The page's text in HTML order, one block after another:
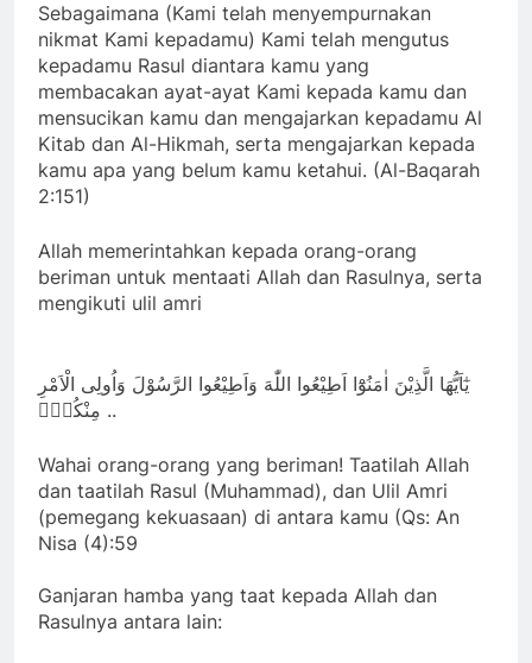
Sebagaimana (Kami telah menyempurnakan
nikmat Kami kepadamu) Kami telah mengutus
kepadamu Rasul diantara kamu yang
membacakan ayat-ayat Kami kepada kamu dan
mensucikan kamu dan mengajarkan kepadamu Al
Kitab dan Al-Hikmah, serta mengajarkan kepada
kamu apa yang belum kamu ketahui. (Al-Baqarah
2:151)
Allah memerintahkan kepada orang-orang
beriman untuk mentaati Allah dan Rasulnya, serta
mengikuti ulil amri
يٰٓاَيُّهَا الَّذِيْنَ اٰمَنُوْٓا اَطِيْعُوا اللّٰهَ وَاَطِيْعُوا الرَّسُوْلَ وَاُولِى الْاَمْرِ
مِنْكُمْۚ ..
Wahai orang-orang yang beriman! Taatilah Allah
dan taatilah Rasul (Muhammad), dan Ulil Amri
(pemegang kekuasaan) di antara kamu (Qs: An
Nisa (4):59
Ganjaran hamba yang taat kepada Allah dan
Rasulnya antara lain: